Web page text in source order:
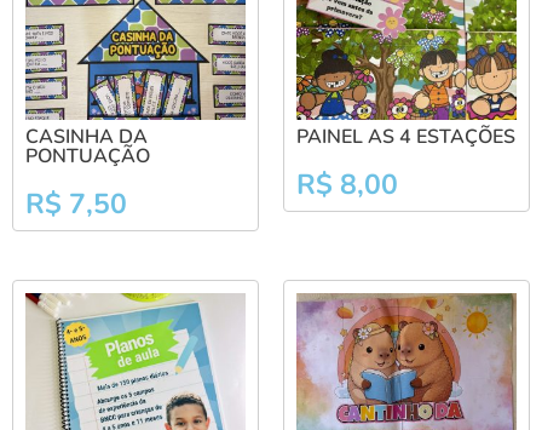
CASINHA DA
PONTUAÇÃO
R$ 7,50
PAINEL AS 4 ESTAÇÕES
R$ 8,00